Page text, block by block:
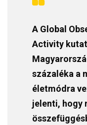
A Global
Activity
százaléka a
életmódra
jelenti, hogy